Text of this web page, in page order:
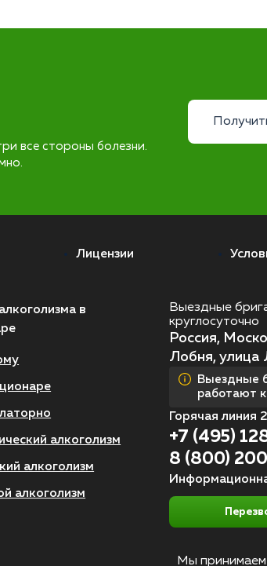
все стороны болезни.
Лицензии
в
алкоголизм
алкоголизм
алкоголизм
Выездные
круглосуточно
Россия,
Лобня, улица
Выездные
работают
Горячая линия
+7 (495)
8 (800)
Мы принимаем